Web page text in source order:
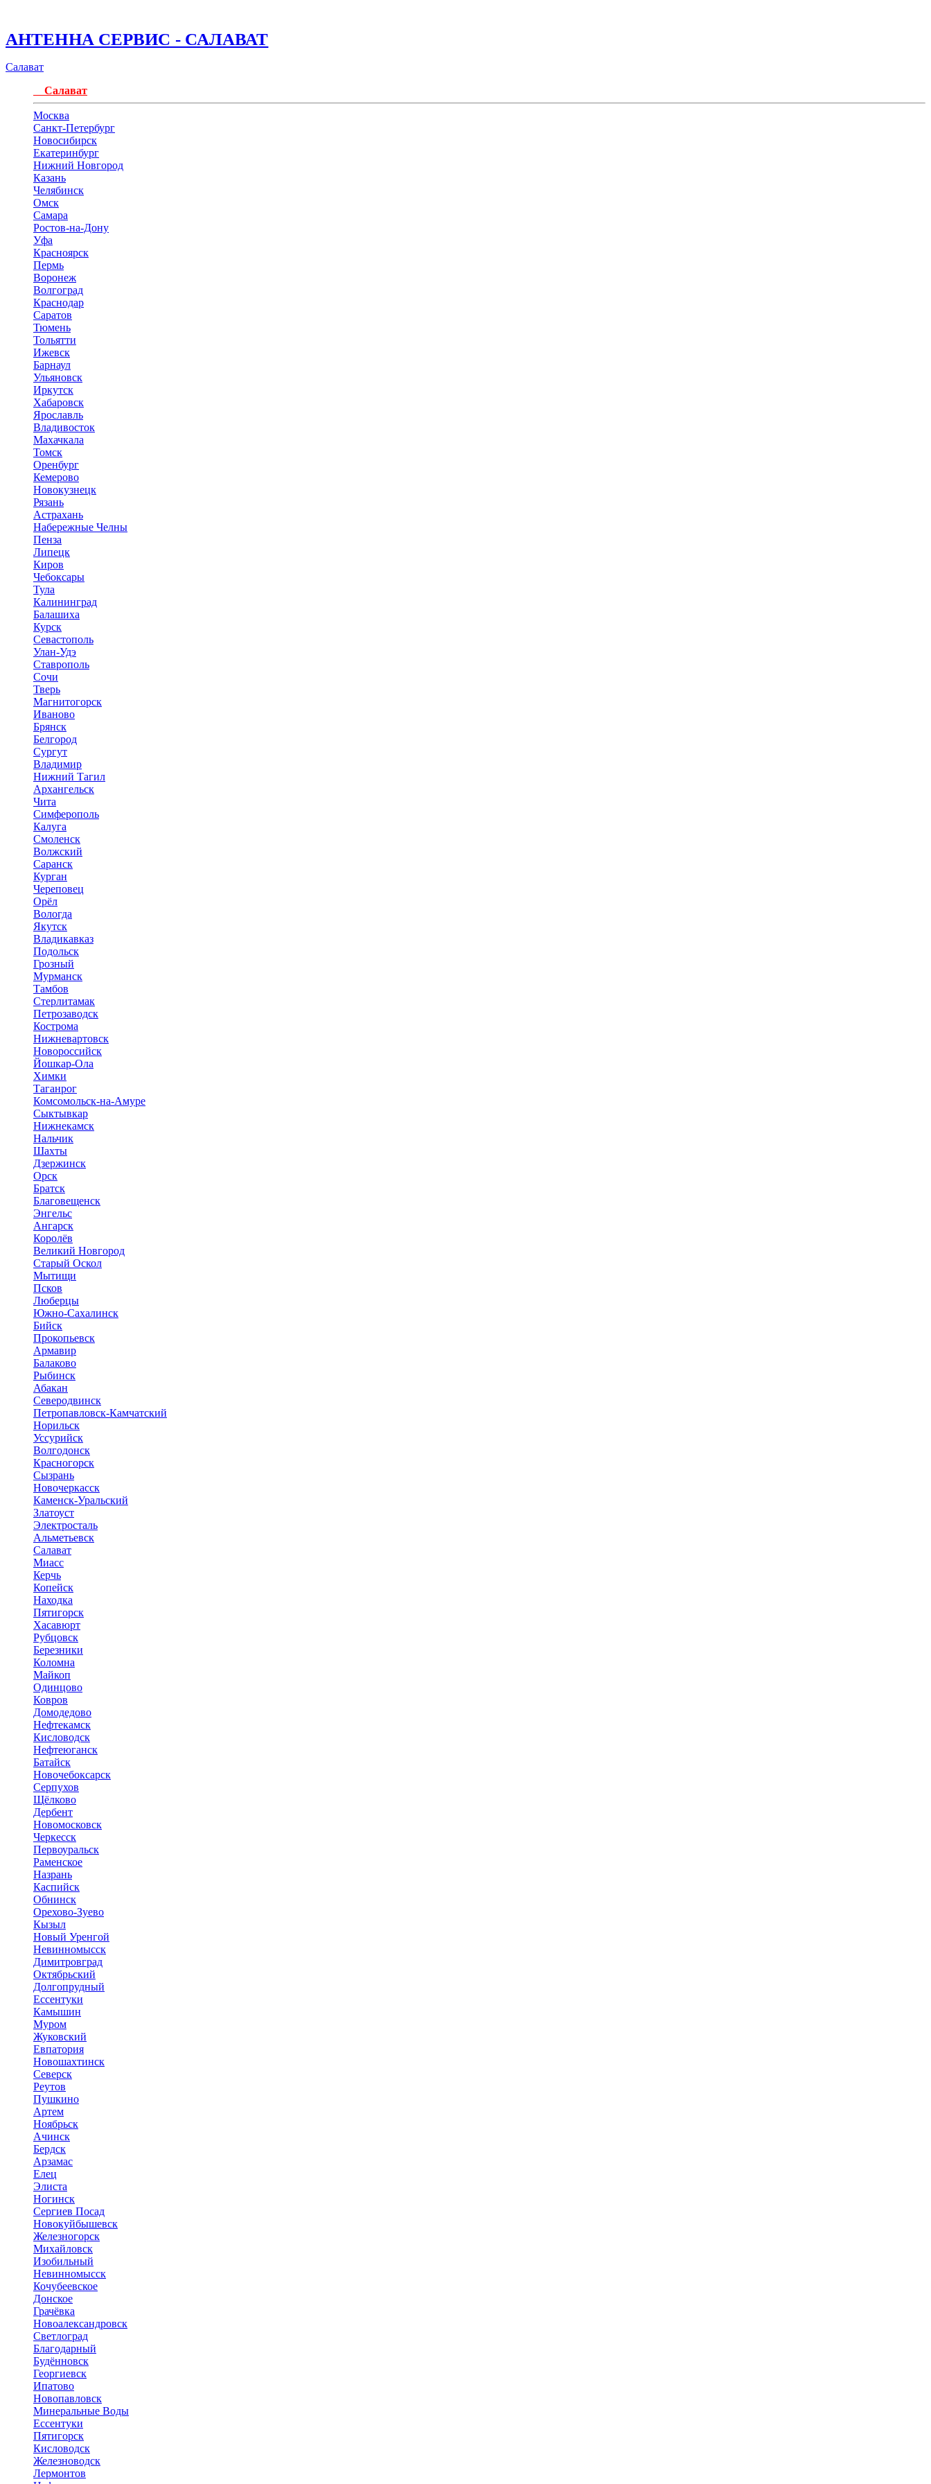
АНТЕННА СЕРВИС - САЛАВАТ
Салават
Салават
Москва
Санкт-Петербург
Новосибирск
Екатеринбург
Нижний Новгород
Казань
Челябинск
Омск
Самара
Ростов-на-Дону
Уфа
Красноярск
Пермь
Воронеж
Волгоград
Краснодар
Саратов
Тюмень
Тольятти
Ижевск
Барнаул
Ульяновск
Иркутск
Хабаровск
Ярославль
Владивосток
Махачкала
Томск
Оренбург
Кемерово
Новокузнецк
Рязань
Астрахань
Набережные Челны
Пенза
Липецк
Киров
Чебоксары
Тула
Калининград
Балашиха
Курск
Севастополь
Улан-Удэ
Ставрополь
Сочи
Тверь
Магнитогорск
Иваново
Брянск
Белгород
Сургут
Владимир
Нижний Тагил
Архангельск
Чита
Симферополь
Калуга
Смоленск
Волжский
Саранск
Курган
Череповец
Орёл
Вологда
Якутск
Владикавказ
Подольск
Грозный
Мурманск
Тамбов
Стерлитамак
Петрозаводск
Кострома
Нижневартовск
Новороссийск
Йошкар-Ола
Химки
Таганрог
Комсомольск-на-Амуре
Сыктывкар
Нижнекамск
Нальчик
Шахты
Дзержинск
Орск
Братск
Благовещенск
Энгельс
Ангарск
Королёв
Великий Новгород
Старый Оскол
Мытищи
Псков
Люберцы
Южно-Сахалинск
Бийск
Прокопьевск
Армавир
Балаково
Рыбинск
Абакан
Северодвинск
Петропавловск-Камчатский
Норильск
Уссурийск
Волгодонск
Красногорск
Сызрань
Новочеркасск
Каменск-Уральский
Златоуст
Электросталь
Альметьевск
Салават
Миасс
Керчь
Копейск
Находка
Пятигорск
Хасавюрт
Рубцовск
Березники
Коломна
Майкоп
Одинцово
Ковров
Домодедово
Нефтекамск
Кисловодск
Нефтеюганск
Батайск
Новочебоксарск
Серпухов
Щёлково
Дербент
Новомосковск
Черкесск
Первоуральск
Раменское
Назрань
Каспийск
Обнинск
Орехово-Зуево
Кызыл
Новый Уренгой
Невинномысск
Димитровград
Октябрьский
Долгопрудный
Ессентуки
Камышин
Муром
Жуковский
Евпатория
Новошахтинск
Северск
Реутов
Пушкино
Артем
Ноябрьск
Ачинск
Бердск
Арзамас
Елец
Элиста
Ногинск
Сергиев Посад
Новокуйбышевск
Железногорск
Михайловск
Изобильный
Невинномысск
Кочубеевское
Донское
Грачёвка
Новоалександровск
Светлоград
Благодарный
Будённовск
Георгиевск
Ипатово
Новопавловск
Минеральные Воды
Ессентуки
Пятигорск
Кисловодск
Железноводск
Лермонтов